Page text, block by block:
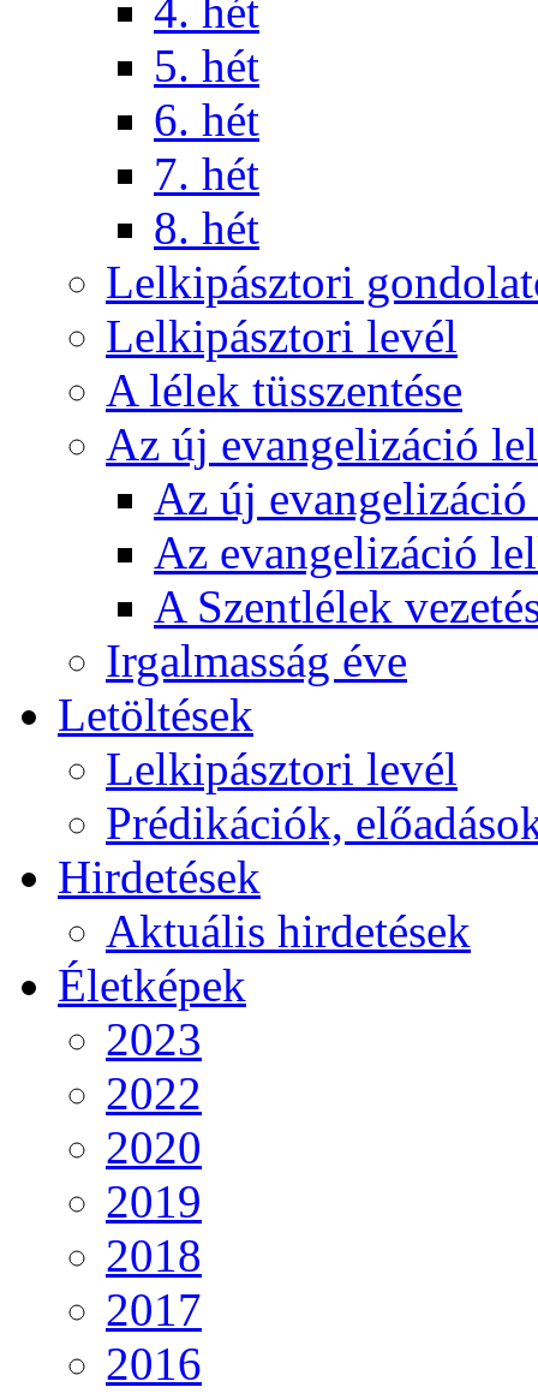
4. hét
5. hét
6. hét
7. hét
8. hét
Lelkipásztori
Lelkipásztori levél
A lélek tüsszentése
Az új evangelizáció
Az új
Az evangelizáció
A Szentlélek
Irgalmasság éve
Letöltések
Lelkipásztori levél
Prédikációk,
Hirdetések
Aktuális hirdetések
Életképek
2023
2022
2020
2019
2018
2017
2016